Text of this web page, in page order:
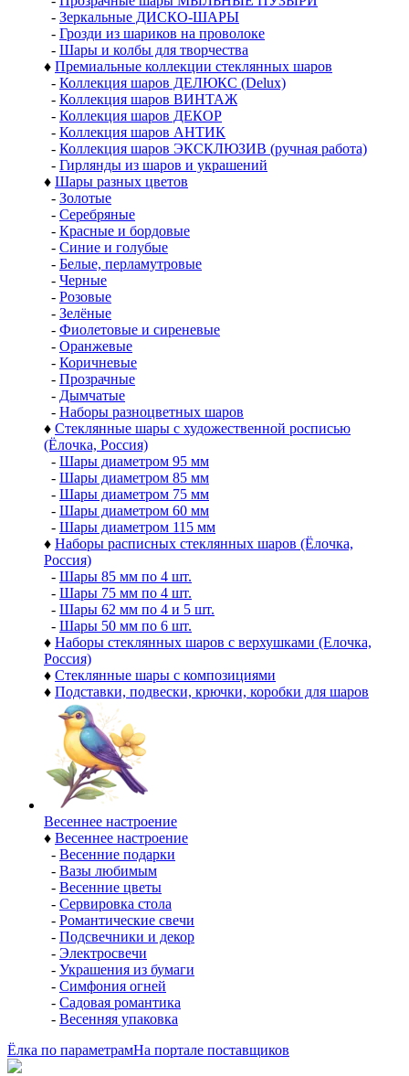
- Зеркальные ДИСКО-ШАРЫ
- Грозди из шариков на проволоке
- Шары и колбы для творчества
♦ Премиальные коллекции стеклянных шаров
- Коллекция шаров ДЕЛЮКС (Delux)
- Коллекция шаров ВИНТАЖ
- Коллекция шаров ДЕКОР
- Коллекция шаров АНТИК
- Коллекция шаров ЭКСКЛЮЗИВ (ручная работа)
- Гирлянды из шаров и украшений
♦ Шары разных цветов
- Золотые
- Серебряные
- Красные и бордовые
- Синие и голубые
- Белые, перламутровые
- Черные
- Розовые
- Зелёные
- Фиолетовые и сиреневые
- Оранжевые
- Коричневые
- Прозрачные
- Дымчатые
- Наборы разноцветных шаров
♦ Стеклянные шары с художественной росписью
(Ёлочка, Россия)
- Шары диаметром 95 мм
- Шары диаметром 85 мм
- Шары диаметром 75 мм
- Шары диаметром 60 мм
- Шары диаметром 115 мм
♦ Наборы расписных стеклянных шаров (Ёлочка,
Россия)
- Шары 85 мм по 4 шт.
- Шары 75 мм по 4 шт.
- Шары 62 мм по 4 и 5 шт.
- Шары 50 мм по 6 шт.
♦ Наборы стеклянных шаров с верхушками (Елочка,
Россия)
♦ Стеклянные шары с композициями
♦ Подставки, подвески, крючки, коробки для шаров
Весеннее настроение
♦ Весеннее настроение
- Весенние подарки
- Вазы любимым
- Весенние цветы
- Сервировка стола
- Романтические свечи
- Подсвечники и декор
- Электросвечи
- Украшения из бумаги
- Симфония огней
- Садовая романтика
- Весенняя упаковка
Ёлка по параметрамНа портале поставщиков